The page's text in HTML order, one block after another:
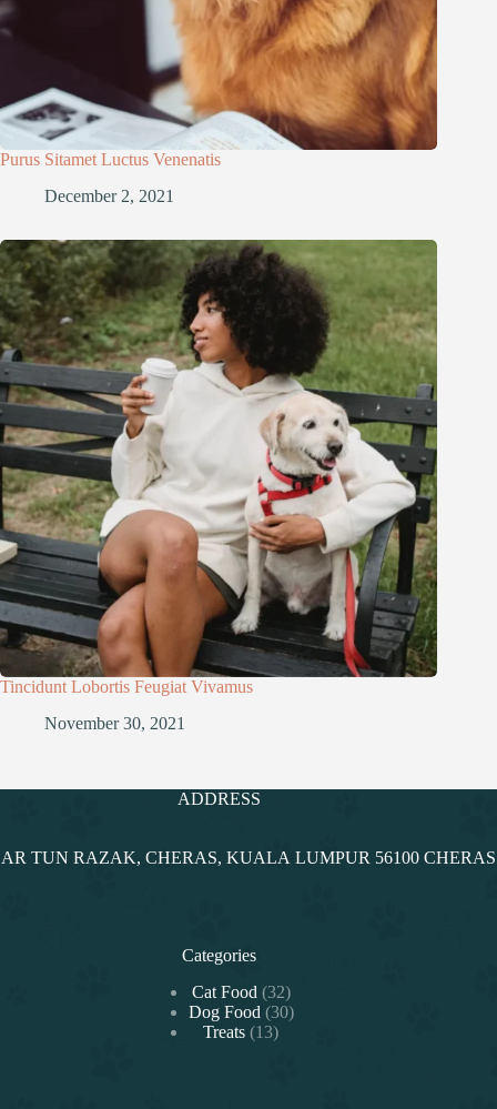
Purus Sitamet Luctus Venenatis
December 2, 2021
Tincidunt Lobortis Feugiat Vivamus
November 30, 2021
ADDRESS
TUN RAZAK, CHERAS, KUALA LUMPUR 56100
Categories
Cat Food 3232
products
Dog Food 3030
Treats 1313